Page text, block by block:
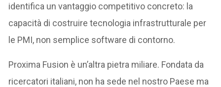
identifica un vantaggio competitivo concreto: la
capacità di costruire tecnologia infrastrutturale per
le PMI, non semplice software di contorno.
Proxima Fusion è un’altra pietra miliare. Fondata da
ricercatori italiani, non ha sede nel nostro Paese ma